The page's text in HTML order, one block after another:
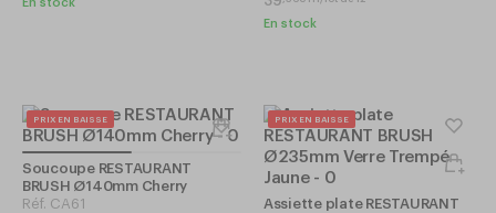
En stock
En stock
PRIX EN BAISSE
Soucoupe RESTAURANT
BRUSH Ø140mm Cherry
Réf. CA61
PRIX EN BAISSE
Assiette plate RESTAURANT